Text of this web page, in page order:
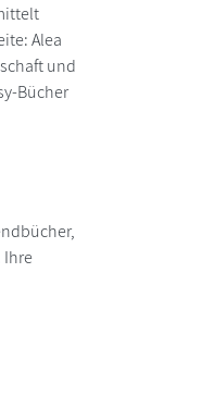
Alea
und
Bücher
Ihre